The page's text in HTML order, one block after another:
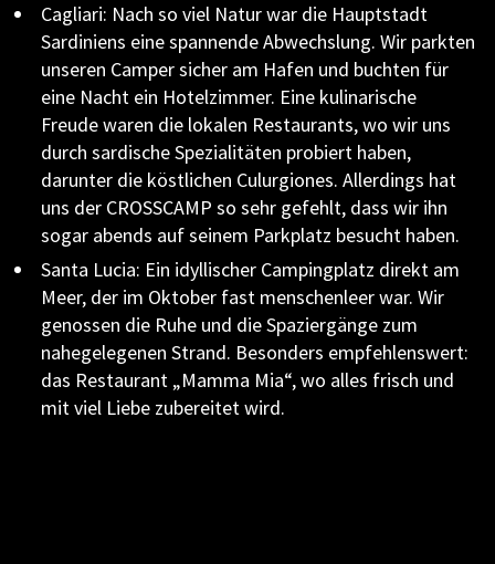
Cagliari: Nach so viel Natur war die Hauptstadt
Sardiniens eine spannende Abwechslung. Wir parkten
unseren Camper sicher am Hafen und buchten für
eine Nacht ein Hotelzimmer. Eine kulinarische
Freude waren die lokalen Restaurants, wo wir uns
durch sardische Spezialitäten probiert haben,
darunter die köstlichen Culurgiones. Allerdings hat
uns der CROSSCAMP so sehr gefehlt, dass wir ihn
sogar abends auf seinem Parkplatz besucht haben.
Santa Lucia: Ein idyllischer Campingplatz direkt am
Meer, der im Oktober fast menschenleer war. Wir
genossen die Ruhe und die Spaziergänge zum
nahegelegenen Strand. Besonders empfehlenswert:
das Restaurant „Mamma Mia“, wo alles frisch und
mit viel Liebe zubereitet wird.